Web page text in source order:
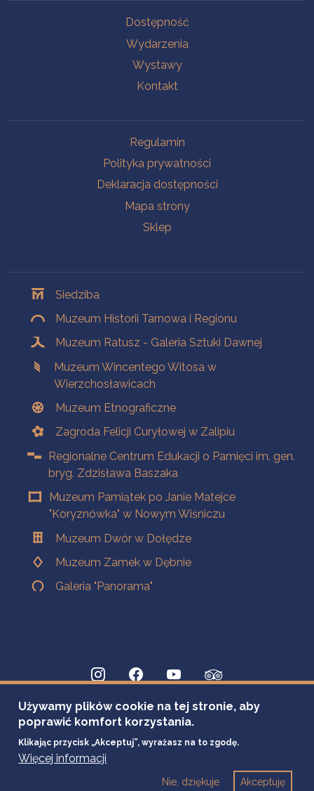
Dostępność
Wydarzenia
Wystawy
Kontakt
Regulamin
Polityka prywatności
Deklaracja dostępności
Mapa strony
Sklep
Siedziba
Muzeum Historii Tarnowa i Regionu
Muzeum Ratusz - Galeria Sztuki Dawnej
Muzeum Wincentego Witosa w
Wierzchosławicach
Muzeum Etnograficzne
Zagroda Felicji Curyłowej w Zalipiu
Regionalne Centrum Edukacji o Pamięci im. gen.
bryg. Zdzisława Baszaka
Muzeum Pamiątek po Janie Matejce
"Koryznówka" w Nowym Wiśniczu
Muzeum Dwór w Dołędze
Muzeum Zamek w Dębnie
Galeria "Panorama"
Używamy plików cookie na tej stronie, aby
poprawić komfort korzystania.
Klikając przycisk „Akceptuj”, wyrażasz na to zgodę.
Więcej informacji
Akceptuję
Nie, dziękuje